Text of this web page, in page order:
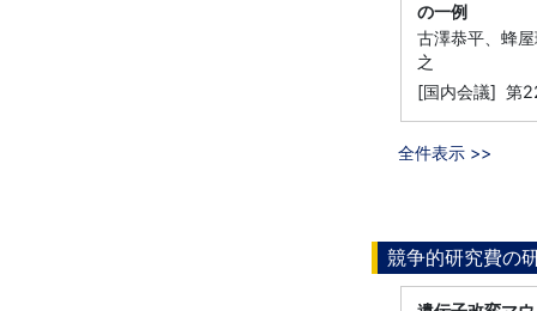
の一例
古澤恭平、蜂
之
[国内会議] 第
全件表示 >>
競争的研究費の